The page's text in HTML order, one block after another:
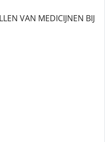
VAN MEDICIJNEN BIJ